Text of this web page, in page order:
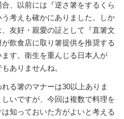
、以前には『逆さ箸をするくら
考えも確かにありました。しか
友好・親愛の証として『直箸文
飲食店に取り箸提供を推奨する
す。衛生を重んじる日本人が
ありませんね。
る箸のマナーは30以上ありま
いですが、今回は複数で料理を
知っておいた方がよいと考える